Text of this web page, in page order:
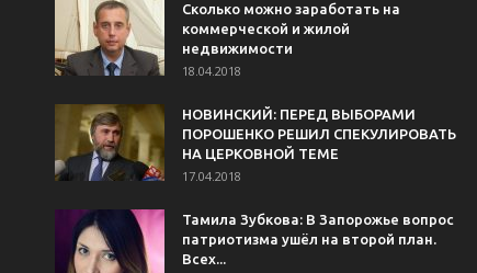
Сколько можно заработать на
коммерческой и жилой
недвижимости
18.04.2018
НОВИНСКИЙ: ПЕРЕД ВЫБОРАМИ
ПОРОШЕНКО РЕШИЛ СПЕКУЛИРОВАТЬ
НА ЦЕРКОВНОЙ ТЕМЕ
17.04.2018
Тамила Зубкова: В Запорожье вопрос
патриотизма ушёл на второй план.
Всех...